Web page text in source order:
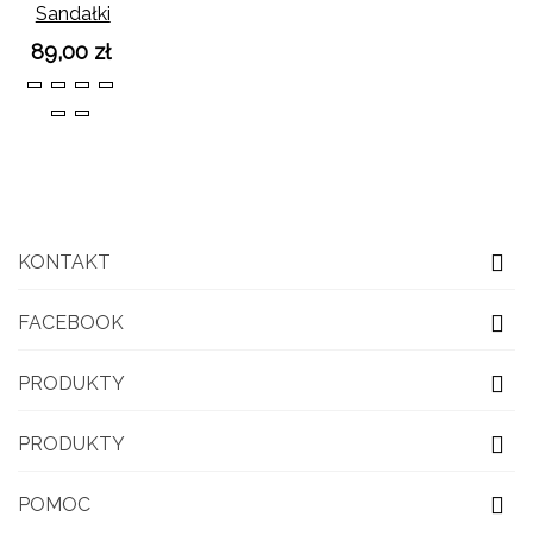
Sandałki
Alex Beż
89,00 zł
36373839
4041
KONTAKT
FACEBOOK
PRODUKTY
PRODUKTY
POMOC